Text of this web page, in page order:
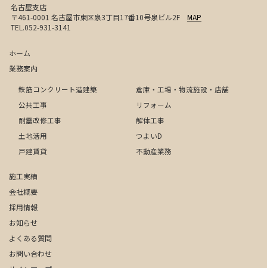
名古屋支店
〒461-0001 名古屋市東区泉3丁目17番10号泉ビル2F MAP
TEL.052-931-3141
ホーム
業務案内
鉄筋コンクリート造建築
倉庫・工場・物流施設・店舗
公共工事
リフォーム
耐震改修工事
解体工事
土地活用
つよいD
戸建賃貸
不動産業務
施工実績
会社概要
採用情報
お知らせ
よくある質問
お問い合わせ